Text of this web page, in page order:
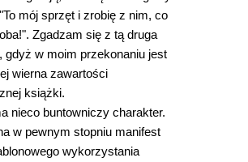
mój sprzęt i zrobię z nim, co
Zgadzam się z tą druga
gdyż w moim przekonaniu jest
wierna zawartości
książki.
nieco buntowniczy charakter.
w pewnym stopniu manifest
wykorzystania